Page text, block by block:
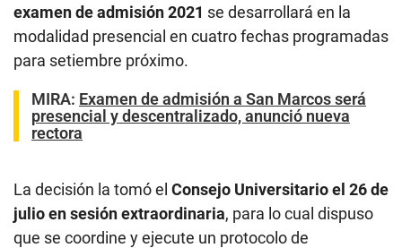
examen de admisión 2021 se desarrollará en la
modalidad presencial en cuatro fechas programadas
para setiembre próximo.
MIRA: Examen de admisión a San Marcos será
presencial y descentralizado, anunció nueva
rectora
La decisión la tomó el Consejo Universitario el 26 de
julio en sesión extraordinaria, para lo cual dispuso
que se coordine y ejecute un protocolo de